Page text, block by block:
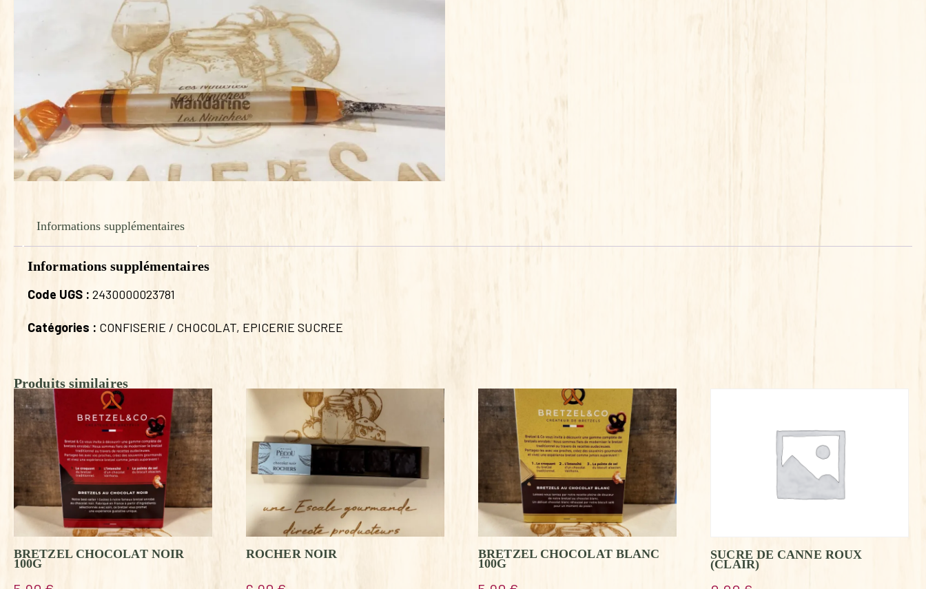
Informations supplémentaires
Informations supplémentaires
Code UGS : 2430000023781
Catégories : CONFISERIE / CHOCOLAT, EPICERIE SUCREE
Produits similaires
BRETZEL CHOCOLAT NOIR
100G
ROCHER NOIR BRETZEL CHOCOLAT BLANC
100G
SUCRE DE CANNE ROUX
(CLAIR)